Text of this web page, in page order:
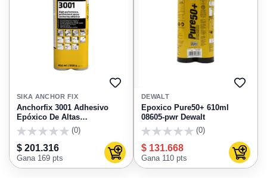
AGREGAR
FAVORITOS
SIKA ANCHOR FIX
Anchorfix 3001 Adhesivo
Epóxico De Altas
Prestaciones Para Anclajes
600ml Sika
(0)
$ 201.316
Gana 169 pts Agregar al carrito
DEWALT
Epoxico Pure50+ 610ml
08605-pwr Dewalt
(0)
$ 131.668
Gana 110 pts